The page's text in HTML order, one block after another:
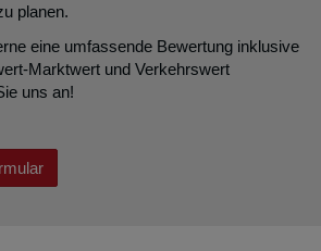
planen.
eine umfassende Bewertung inklusive
Marktwert und Verkehrswert
uns an!